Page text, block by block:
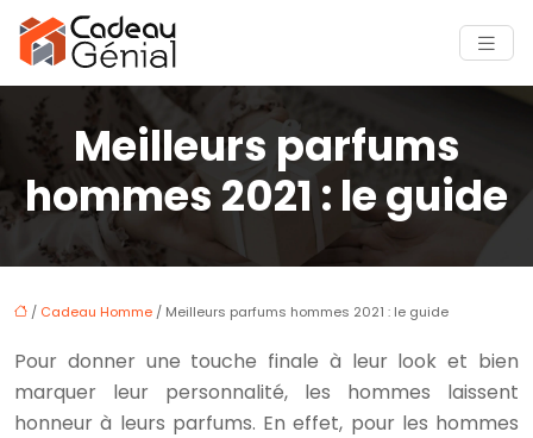
Meilleurs parfums
hommes 2021 : le guide
/ Cadeau Homme / Meilleurs parfums hommes 2021 : le guide
Pour donner une touche finale à leur look et bien
marquer leur personnalité, les hommes laissent
honneur à leurs parfums. En effet, pour les hommes